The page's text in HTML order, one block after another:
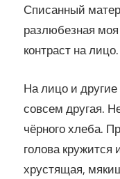
Списанный
разлюбезная
контраст на лицо.
На лицо и
совсем другая.
чёрного хлеба.
голова кружится
хрустящая,